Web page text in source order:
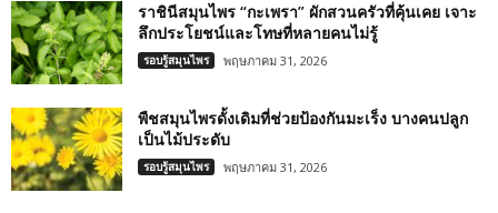
ราชินีสมุนไพร “กะเพรา” ผักสวนครัวที่คุ้นเคย เจาะ
ลึกประโยชน์และโทษที่หลายคนไม่รู้
รอบรู้สมุนไพร พฤษภาคม 31, 2026
พืชสมุนไพรดั้งเดิมที่ช่วยป้องกันมะเร็ง บางคนปลูก
เป็นไม้ประดับ
รอบรู้สมุนไพร พฤษภาคม 31, 2026